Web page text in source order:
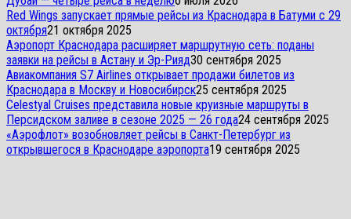
Red Wings запускает прямые рейсы из Краснодара в Батуми с 29
октября21 октября 2025
Аэропорт Краснодара расширяет маршрутную сеть: поданы
заявки на рейсы в Астану и Эр-Рияд30 сентября 2025
Авиакомпания S7 Airlines открывает продажи билетов из
Краснодара в Москву и Новосибирск25 сентября 2025
Celestyal Cruises представила новые круизные маршруты в
Персидском заливе в сезоне 2025 — 26 года24 сентября 2025
«Аэрофлот» возобновляет рейсы в Санкт-Петербург из
открывшегося в Краснодаре аэропорта19 сентября 2025